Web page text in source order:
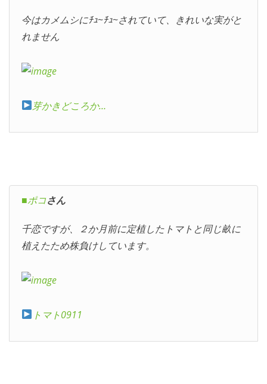
今はカメムシにﾁｭ~ﾁｭ~されていて、きれいな実がと
れません
芽かきどころか…
■ポコさん
千恋ですが、２か月前に定植したトマトと同じ畝に
植えたため株負けしています。
トマト0911